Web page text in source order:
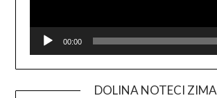
00:00
DOLINA NOTECI ZIMA